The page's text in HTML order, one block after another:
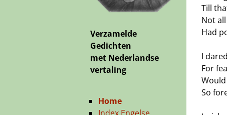
Till
Not
Had
I
For
So
Verzamelde
Gedichten
met Nederlandse
vertaling
Home